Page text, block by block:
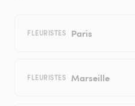
FLEURISTES Paris
FLEURISTES Marseille